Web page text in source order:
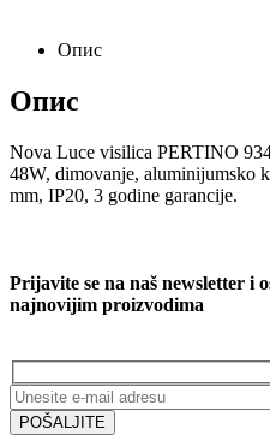
Опис
Опис
Nova Luce visilica PERTINO
48W, dimovanje, aluminijumsko
mm, IP20, 3 godine garancije.
Prijavite se na naš newsletter i
najnovijim proizvodima